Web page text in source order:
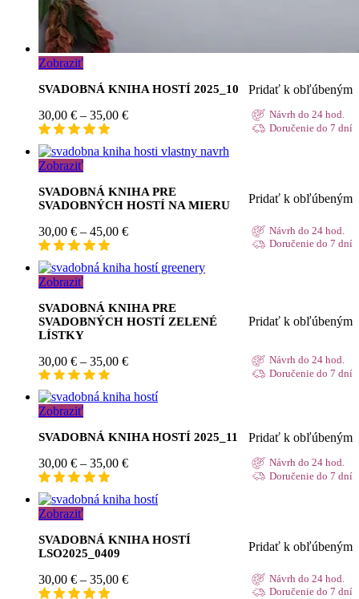
Zobraziť
SVADOBNÁ KNIHA HOSTÍ 2025_10
Pridať k obľúbeným
30,00 € – 35,00 €Price
through
Návrh do 24 hod.
Doručenie do 7 dní
Zobraziť
SVADOBNÁ KNIHA PRE
SVADOBNÝCH HOSTÍ NA MIERU
Pridať k obľúbeným
30,00 € – 45,00 €Price
30,00 €
through
Návrh do 24 hod.
Doručenie do 7 dní
Zobraziť
SVADOBNÁ KNIHA PRE
SVADOBNÝCH HOSTÍ ZELENÉ
LÍSTKY
Pridať k obľúbeným
30,00 € – 35,00 €Price
30,00 €
through
Návrh do 24 hod.
Doručenie do 7 dní
Zobraziť
SVADOBNÁ KNIHA HOSTÍ 2025_11
Pridať k obľúbeným
30,00 € – 35,00 €Price
30,00 €
through
Návrh do 24 hod.
Doručenie do 7 dní
Zobraziť
SVADOBNÁ KNIHA HOSTÍ
LSO2025_0409
Pridať k obľúbeným
30,00 € – 35,00 €Price
Návrh do 24 hod.
Doručenie do 7 dní